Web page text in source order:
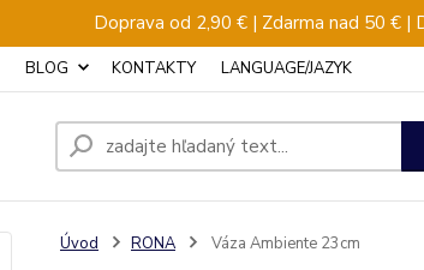
Doprava od 2,90 € | Zdarma nad 50 € |
BLOG KONTAKTY LANGUAGE/JAZYK
Úvod RONA Váza Ambiente 23cm